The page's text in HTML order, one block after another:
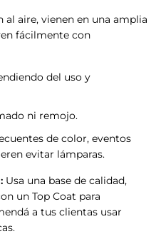
al aire, vienen en una amplia
fácilmente con
del uso y
ni remojo.
de color, eventos
evitar lámparas.
Usa una base de calidad,
un Top Coat para
a tus clientas usar
.